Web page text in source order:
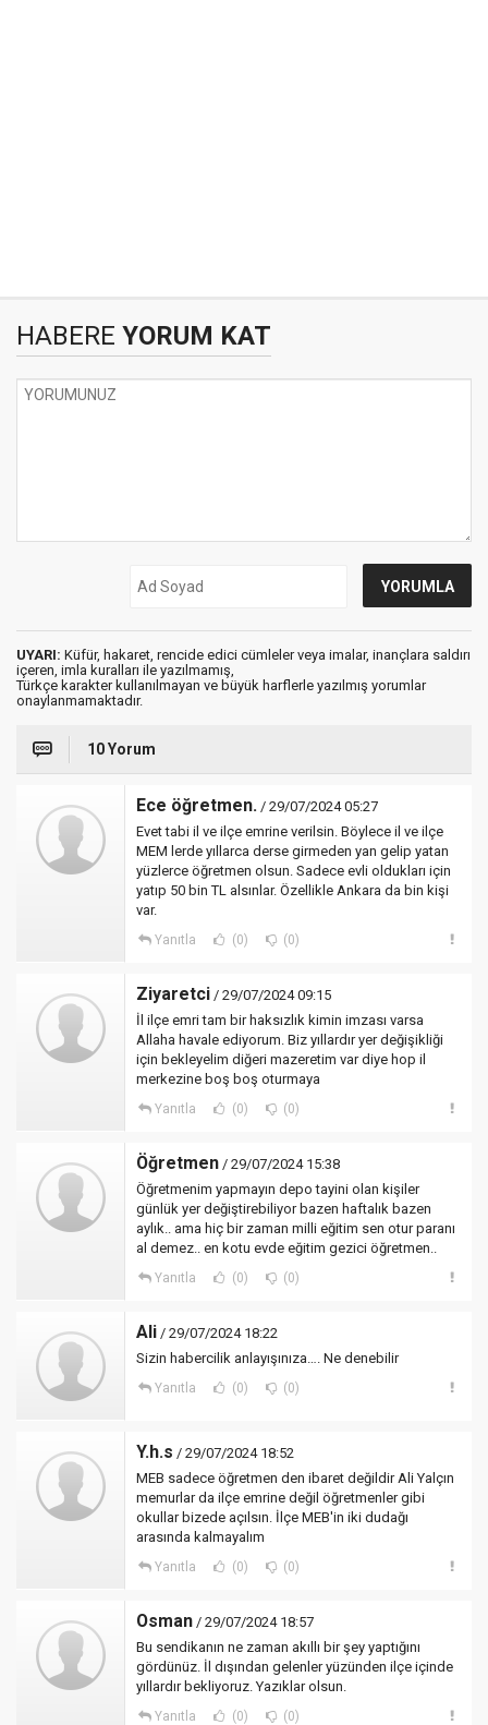
HABERE YORUM KAT
UYARI: Küfür, hakaret, rencide edici cümleler veya imalar, inançlara saldırı
içeren, imla kuralları ile yazılmamış,
Türkçe karakter kullanılmayan ve büyük harflerle yazılmış yorumlar
onaylanmamaktadır.
10 Yorum
Ece öğretmen. / 29/07/2024 05:27
Evet tabi il ve ilçe emrine verilsin. Böylece il ve ilçe
MEM lerde yıllarca derse girmeden yan gelip yatan
yüzlerce öğretmen olsun. Sadece evli oldukları için
yatıp 50 bin TL alsınlar. Özellikle Ankara da bin kişi
var.
Yanıtla (0) (0)
Ziyaretci / 29/07/2024 09:15
İl ilçe emri tam bir haksızlık kimin imzası varsa
Allaha havale ediyorum. Biz yıllardır yer değişikliği
için bekleyelim diğeri mazeretim var diye hop il
merkezine boş boş oturmaya
Yanıtla (0) (0)
Öğretmen / 29/07/2024 15:38
Öğretmenim yapmayın depo tayini olan kişiler
günlük yer değiştirebiliyor bazen haftalık bazen
aylık.. ama hiç bir zaman milli eğitim sen otur paranı
al demez.. en kotu evde eğitim gezici öğretmen..
Yanıtla (0) (0)
Ali / 29/07/2024 18:22
Sizin habercilik anlayışınıza…. Ne denebilir
Yanıtla (0) (0)
Y.h.s / 29/07/2024 18:52
MEB sadece öğretmen den ibaret değildir Ali Yalçın
memurlar da ilçe emrine değil öğretmenler gibi
okullar bizede açılsın. İlçe MEB'in iki dudağı
arasında kalmayalım
Yanıtla (0) (0)
Osman / 29/07/2024 18:57
Bu sendikanın ne zaman akıllı bir şey yaptığını
gördünüz. İl dışından gelenler yüzünden ilçe içinde
yıllardır bekliyoruz. Yazıklar olsun.
Yanıtla (0) (0)